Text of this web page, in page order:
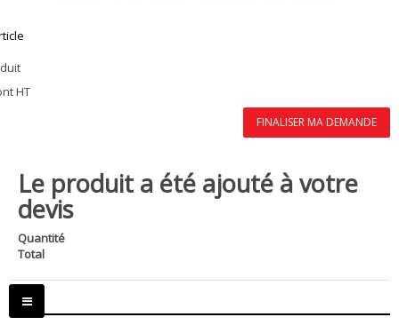
HT
FINALISER MA DEMANDE
Le produit a été ajouté à votre
devis
Quantité
Total
Basculer
la